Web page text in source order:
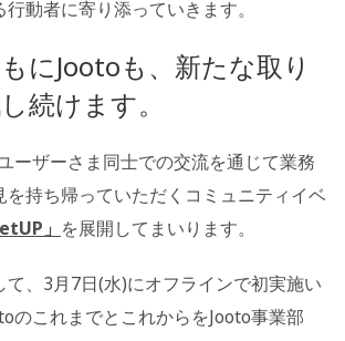
動者に寄り添っていきます。
にJootoも、新たな取り
続けます。
ーザーさま同士での交流を通じて業務
を持ち帰っていただくコミュニティイベ
」 を展開してまいります。
て、3月7日(水)にオフラインで初実施い
のこれまでとこれからをJooto事業部